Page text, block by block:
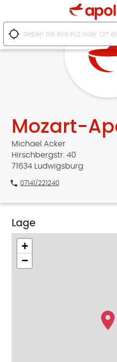
location_searching
Mozart-
Michael Acker
Hirschbergstr. 40
71634 Ludwigsburg
phone 07141/221240
Lage
+
−